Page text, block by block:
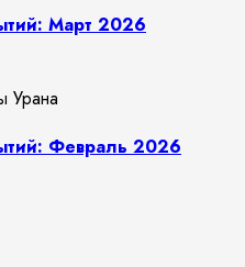
Март 2026
Февраль 2026